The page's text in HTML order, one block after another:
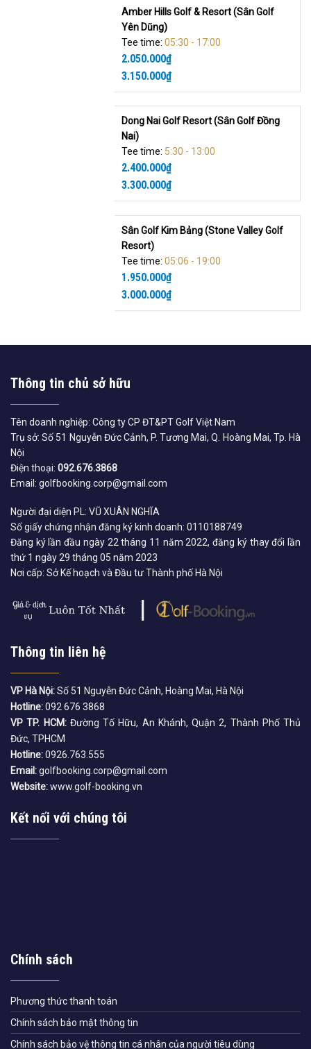
Amber Hills Golf & Resort (Sân Golf
Yên Dũng)
Tee time: 05:30 - 17:00
2.050.000₫
3.150.000₫
Dong Nai Golf Resort (Sân Golf Đồng
Nai)
Tee time: 5:30 - 13:00
2.400.000₫
3.300.000₫
Sân Golf Kim Bảng (Stone Valley Golf
Resort)
Tee time: 05:06 - 19:00
1.950.000₫
3.000.000₫
Thông tin chủ sở hữu
Tên doanh nghiệp: Công ty CP ĐT&PT Golf Việt Nam
Trụ sở: Số 51 Nguyễn Đức Cảnh, P. Tương Mai, Q. Hoàng Mai, Tp. Hà
Nội
Điện thoại: 092.676.3868
Email: golfbooking.corp@gmail.com
Người đại diện PL: VŨ XUÂN NGHĨA
Số giấy chứng nhận đăng ký kinh doanh: 0110188749
Đăng ký lần đầu ngày 22 tháng 11 năm 2022, đăng ký thay đổi lần
thứ 1 ngày 29 tháng 05 năm 2023
Nơi cấp: Sở Kế hoạch và Đầu tư Thành phố Hà Nội
Thông tin liên hệ
VP Hà Nội:Số 51 Nguyễn Đức Cảnh, Hoàng Mai, Hà Nội
Hotline:092 676 3868
VP TP. HCM:Đường Tố Hữu, An Khánh, Quận 2, Thành Phố Thủ
Đức, TPHCM
Hotline:0926.763.555
Email:golfbooking.corp@gmail.com
Website:www.golf-booking.vn
Kết nối với chúng tôi
Chính sách
Phương thức thanh toán
Chính sách bảo mật thông tin
Chính sách bảo vệ thông tin cá nhân của người tiêu dùng